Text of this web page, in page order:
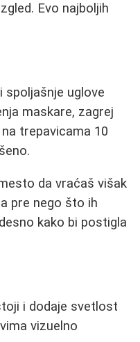
Evo najboljih
spoljašnje uglove
maskare, zagrej
trepavicama 10
da vraćaš višak
pre nego što ih
kako bi postigla
i dodaje svetlost
vizuelno